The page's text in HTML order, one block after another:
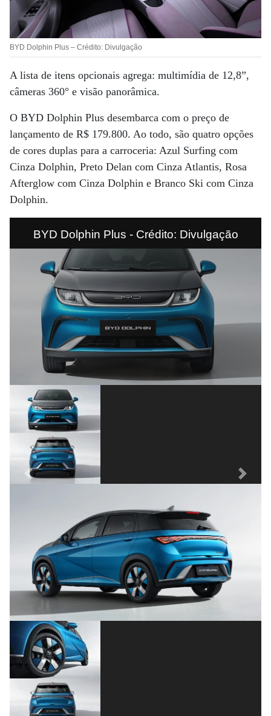
BYD Dolphin Plus – Crédito: Divulgação
A lista de itens opcionais agrega: multimídia de 12,8”,
câmeras 360° e visão panorâmica.
O BYD Dolphin Plus desembarca com o preço de
lançamento de R$ 179.800. Ao todo, são quatro opções
de cores duplas para a carroceria: Azul Surfing com
Cinza Dolphin, Preto Delan com Cinza Atlantis, Rosa
Afterglow com Cinza Dolphin e Branco Ski com Cinza
Dolphin.
BYD Dolphin Plus - Crédito: Divulgação
Previous Next